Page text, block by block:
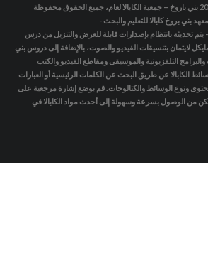
بني باروخ – جمعية الكابالا لعام، جميع الحقوق محفوظة
بني بروخ كابالا للتعليم والبحث -
- يتم تحديثه بانتظام بإصدارات قابلة للعرض والتنزيل من درس
مايكل لايتمان بتنسيقات الفيديو والصوت، بالإضافة إلى دروس بني
والبرامج التلفزيونية والموسيقى ومقاطع الفيديو والكتب
الكابالا عن طريق البحث عن الكلمات الرئيسية أو العبارات
ونوع الوسائط والكتالوجات. قم بوضع إشارة مرجعية على
من الوصول بسرعة وسهولة إلى أحدث مواد الكابالا في